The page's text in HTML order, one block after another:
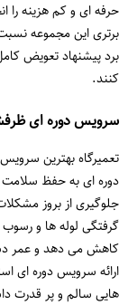
حرفه ای و کم هزینه
برتری این مجموعه
برد پیشنهاد تعویض
کنند.
سرویس دوره ای
تعمیرگاه بهترین
دوره ای به حفظ
جلوگیری از بروز
گرفتگی لوله ها و
کاهش می دهد و عمر
ارائه سرویس دوره ای
هایی سالم و پر قدرت